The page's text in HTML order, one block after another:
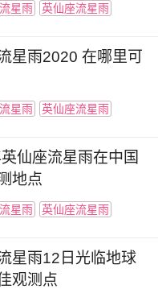
流星雨 英仙座流星雨
星雨2020 在哪里可
流星雨 英仙座流星雨
仙座流星雨在中国
地点
流星雨 英仙座流星雨
星雨12日光临地球
观测点